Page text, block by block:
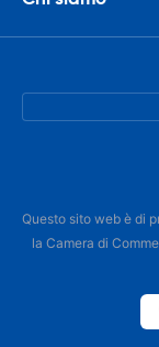
Questo sito web è di
la Camera di